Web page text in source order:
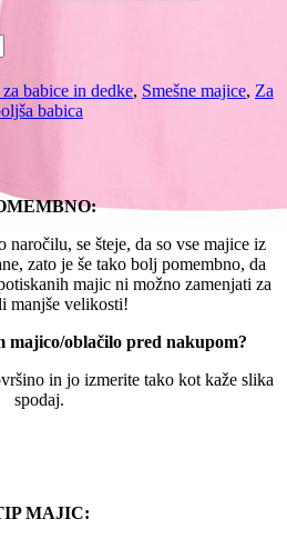
babice in dedke, Smešne majice, Za
babica
naročilu, se šteje, da so vse majice iz
zato je še tako bolj pomembno, da
majic ni možno zamenjati za
manjše velikosti!
oblačilo pred nakupom?
in jo izmerite tako kot kaže slika
spodaj.
MAJIC: